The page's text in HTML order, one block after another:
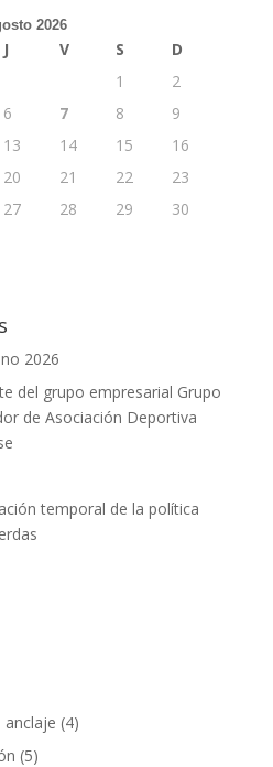
2026
J V S
D
1
2
6 7 8
9
13 14 15
16
20 21 22
23
27 28 29
30
2026
del grupo empresarial Grupo
de Asociación Deportiva
temporal de la política
anclaje (4)
(5)